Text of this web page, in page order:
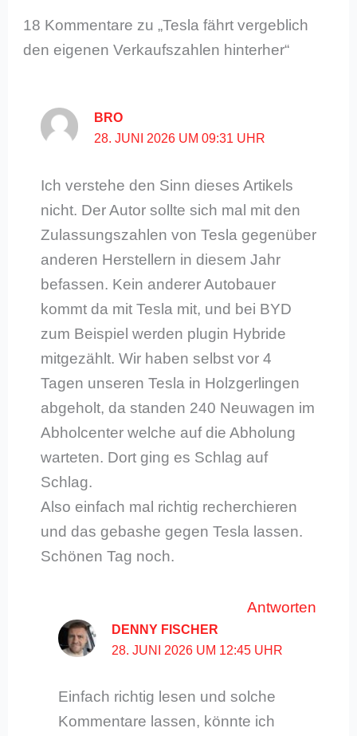
18 Kommentare zu „Tesla fährt vergeblich
den eigenen Verkaufszahlen hinterher“
BRO
28. JUNI 2026 UM 09:31 UHR
Ich verstehe den Sinn dieses Artikels
nicht. Der Autor sollte sich mal mit den
Zulassungszahlen von Tesla gegenüber
anderen Herstellern in diesem Jahr
befassen. Kein anderer Autobauer
kommt da mit Tesla mit, und bei BYD
zum Beispiel werden plugin Hybride
mitgezählt. Wir haben selbst vor 4
Tagen unseren Tesla in Holzgerlingen
abgeholt, da standen 240 Neuwagen im
Abholcenter welche auf die Abholung
warteten. Dort ging es Schlag auf
Schlag.
Also einfach mal richtig recherchieren
und das gebashe gegen Tesla lassen.
Schönen Tag noch.
Antworten
DENNY FISCHER
28. JUNI 2026 UM 12:45 UHR
Einfach richtig lesen und solche
Kommentare lassen, könnte ich